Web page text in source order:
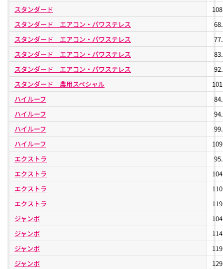
スタンダード
スタンダード エアコン・パワステレス
スタンダード エアコン・パワステレス
スタンダード エアコン・パワステレス
スタンダード エアコン・パワステレス
スタンダード 農用スペシャル
ハイルーフ
ハイルーフ
ハイルーフ
ハイルーフ
エクストラ
エクストラ
エクストラ
エクストラ
ジャンボ
ジャンボ
ジャンボ
ジャンボ